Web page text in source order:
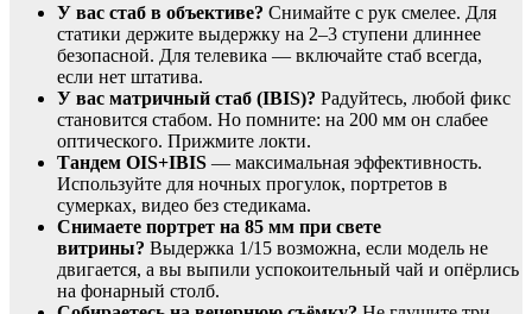
У вас стаб в объективе? Снимайте с рук смелее. Для
статики держите выдержку на 2–3 ступени длиннее
безопасной. Для телевика — включайте стаб всегда,
если нет штатива.
У вас матричный стаб (IBIS)? Радуйтесь, любой фикс
становится стабом. Но помните: на 200 мм он слабее
оптического. Прижмите локти.
Тандем OIS+IBIS — максимальная эффективность.
Используйте для ночных прогулок, портретов в
сумерках, видео без стедикама.
Снимаете портрет на 85 мм при свете
витрины? Выдержка 1/15 возможна, если модель не
двигается, а вы выпили успокоительный чай и опёрлись
на фонарный столб.